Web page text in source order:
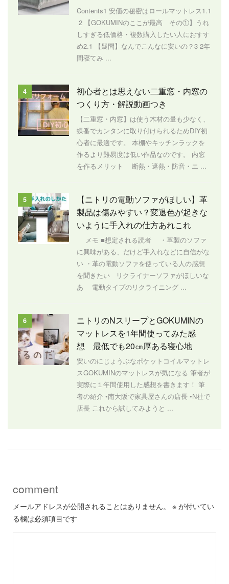
Contents1 安価の秘密はロールマットレス1.1
2 【GOKUMINのここが最高 その①】うれ
しすぎる低価格・複数購入したい人におすす
め2.1 【疑問】なんでこんなに安いの？3 2年
間寝てみ ...
4
初心者とは思えない二重窓・内窓の
つくり方・解説動画つき
【二重窓・内窓】は使う木材の量も少なく、
蝶番でカンタンに取り付けられるためDIY初
心者に最適です。 本棚やキッチンラックを
作るより難易度は低い作品なのです。 内窓
を作るメリット 断熱・遮熱・防音・エ ...
5
【ニトリの電動ソファがほしい】革
製品は傷みやすい？変退色が起きな
いように手入れの仕方あれこれ
メモ ■想定される読者 ・革製のソファ
に興味がある、だけど手入れなどに自信がな
い ・革の電動ソファを使っている人の感想
を聞きたい リクライナーソファがほしいな
あ 電動タイプのリクライニング ...
6
ニトリのNスリープとGOKUMINの
マットレスを1年間使ってみた感
想 最低でも20㎝厚ある寝心地
安いのにじょうぶなポケットコイルマットレ
スGOKUMINのマットレスが気になる 筆者が
実際に１年間使用した感想を書きます！ 筆
者の紹介 •南大阪で家具屋さんの店長 •N社で
店長 これから試してみようと ...
comment
メールアドレスが公開されることはありません。 ※ が付いてい
る欄は必須項目です